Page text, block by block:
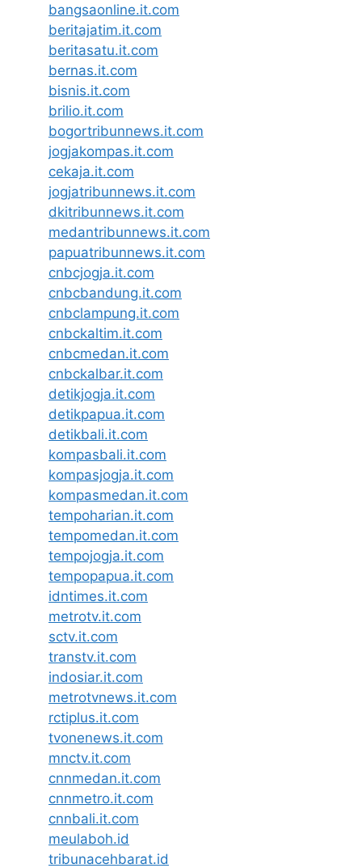
bangsaonline.it.com
beritajatim.it.com
beritasatu.it.com
bernas.it.com
bisnis.it.com
brilio.it.com
bogortribunnews.it.com
jogjakompas.it.com
cekaja.it.com
jogjatribunnews.it.com
dkitribunnews.it.com
medantribunnews.it.com
papuatribunnews.it.com
cnbcjogja.it.com
cnbcbandung.it.com
cnbclampung.it.com
cnbckaltim.it.com
cnbcmedan.it.com
cnbckalbar.it.com
detikjogja.it.com
detikpapua.it.com
detikbali.it.com
kompasbali.it.com
kompasjogja.it.com
kompasmedan.it.com
tempoharian.it.com
tempomedan.it.com
tempojogja.it.com
tempopapua.it.com
idntimes.it.com
metrotv.it.com
sctv.it.com
transtv.it.com
indosiar.it.com
metrotvnews.it.com
rctiplus.it.com
tvonenews.it.com
mnctv.it.com
cnnmedan.it.com
cnnmetro.it.com
cnnbali.it.com
meulaboh.id
tribunacehbarat.id